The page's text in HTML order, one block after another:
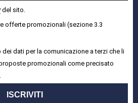
del sito.
offerte promozionali (sezione 3.3
dati per la comunicazione a terzi che li
promozionali come precisato
ISCRIVITI